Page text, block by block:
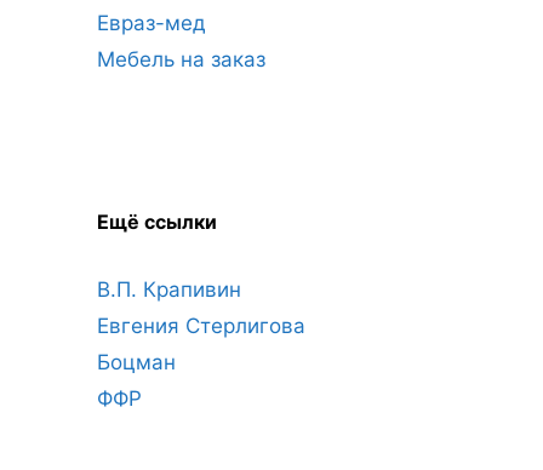
Евраз-мед
Мебель на заказ
Ещё ссылки
В.П. Крапивин
Евгения Стерлигова
Боцман
ФФР